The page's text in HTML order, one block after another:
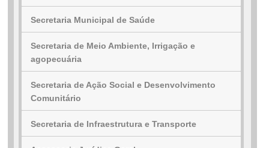
AVENIDA JUSTINIANO DE CASTRO
DOURADO, 135, Centro, Lapão, BA,
44905000
Outros meios de contato
e-SIC
Secretaria Municipal de Saúde
Secretaria de Meio Ambiente, Irrigação e
agopecuária
Secretaria de Ação Social e Desenvolvimento
Comunitário
Secretaria de Infraestrutura e Transporte